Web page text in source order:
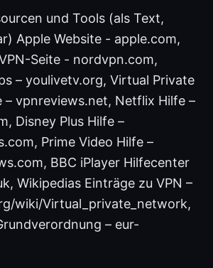
und Tools (als Text,
Apple Website - apple.com,
Seite - nordvpn.com,
– youlivetv.org, Virtual Private
– vpnreviews.net, Netflix Hilfe –
Disney Plus Hilfe –
Prime Video Hilfe –
BBC iPlayer Hilfecenter
Wikipedias Einträge zu VPN –
wiki/Virtual_private_network,
– eur-